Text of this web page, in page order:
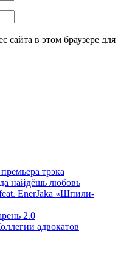
сайта в этом браузере для
трэка
найдёшь любовь
EnerJaka «Шпили-
2.0
адвокатов